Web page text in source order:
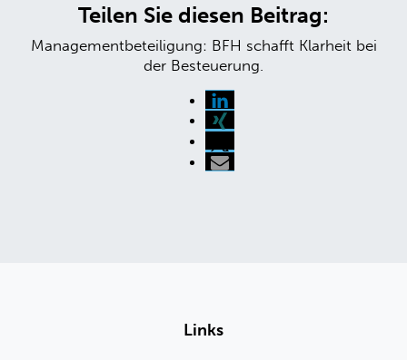
Teilen Sie diesen Beitrag:
Managementbeteiligung: BFH schafft Klarheit bei
der Besteuerung.
Links